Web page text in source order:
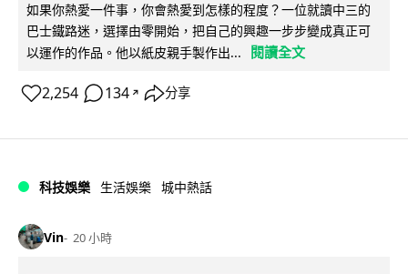
如果你熱愛一件事，你會熱愛到怎樣的程度？一位就讀中三的
巴士鐵路迷，選擇由零開始，把自己的興趣一步步變成真正可
以運作的作品。他以紙皮親手製作出...
閱讀全文
2,254 134 ↗ 分享
科技娛樂 生活娛樂 城中熱話
Vin 20 小時